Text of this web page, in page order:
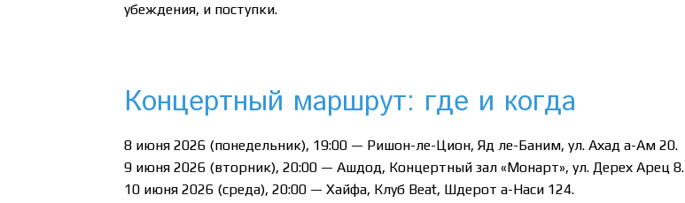
убеждения, и поступки.
Концертный маршрут: где и когда
8 июня 2026 (понедельник), 19:00 — Ришон-ле-Цион, Яд ле-Баним, ул. Ахад а-Ам 20.
9 июня 2026 (вторник), 20:00 — Ашдод, Концертный зал «Монарт», ул. Дерех Арец 8.
10 июня 2026 (среда), 20:00 — Хайфа, Клуб Beat, Шдерот а-Наси 124.